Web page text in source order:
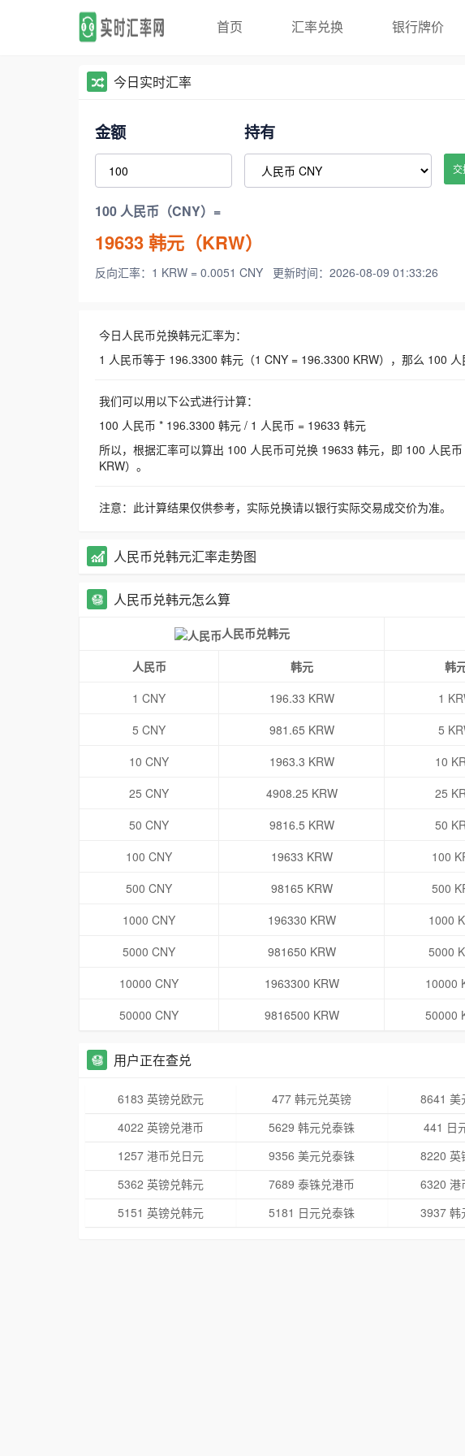
首页 汇率兑换 银行牌价
今日实时汇率
金额 持有
交
100 人民币（CNY）=
19633韩元（KRW）
反向汇率：1 KRW = 0.0051 CNY 更新时间：2026-08-09 01:33:26
今日人民币兑换韩元汇率为：
1 人民币等于 196.3300 韩元（1 CNY = 196.3300 KRW），那么 100 人
我们可以用以下公式进行计算：
100 人民币 * 196.3300 韩元 / 1 人民币 = 19633 韩元
所以，根据汇率可以算出 100 人民币可兑换 19633 韩元，即 100 人民
KRW）。
注意：此计算结果仅供参考，实际兑换请以银行实际交易成交价为准。
人民币兑韩元汇率走势图
人民币兑韩元怎么算
人民币兑韩元
人民币 韩元 韩
1 CNY
196.33 KRW 1
5 CNY
981.65 KRW 5
10 CNY
1963.3 KRW 10
25 CNY
4908.25 KRW 25
50 CNY
9816.5 KRW 50
100 CNY
19633 KRW 100
500 CNY
98165 KRW 500
1000 CNY
196330 KRW 1000
5000 CNY
981650 KRW 5000
10000 CNY
1963300 KRW 10000
50000 CNY
9816500 KRW 50000
用户正在查兑
6183 英镑兑欧元 477 韩元兑英镑 8641 美
4022 英镑兑港币
5629 韩元兑泰铢 441 日
1257 港币兑日元
9356 美元兑泰铢 8220 英
5362 英镑兑韩元
7689 泰铢兑港币 6320 港
5151 英镑兑韩元
5181 日元兑泰铢 3937 韩